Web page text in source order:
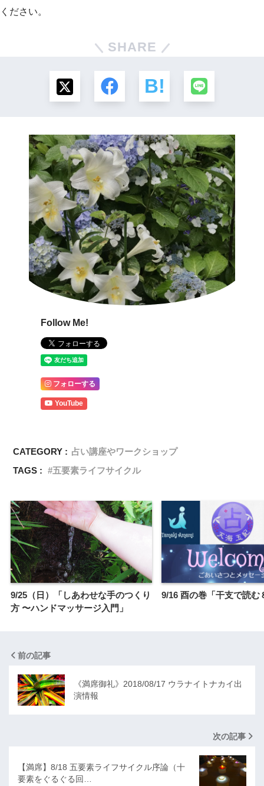
ください。
SHARE
Follow Me!
フォローする
YouTube
CATEGORY : 占い講座やワークショップ
TAGS :
五要素ライフサイクル
9/25（日）「しあわせな手のつくり
方 〜ハンドマッサージ入門」
9/16 酉の巻「干支で読む
前の記事
《満席御礼》2018/08/17 ウラナイトナカイ出
演情報
次の記事
【満席】8/18 五要素ライフサイクル序論（十
要素をぐるぐる回…